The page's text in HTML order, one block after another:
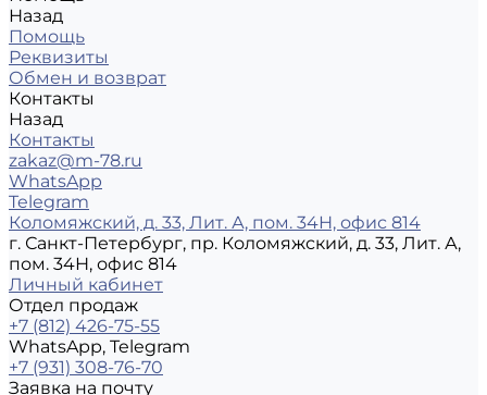
Назад
Помощь
Реквизиты
Обмен и возврат
Контакты
Назад
Контакты
zakaz@m-78.ru
WhatsApp
Telegram
Коломяжский, д. 33, Лит. А, пом. 34Н, офис 814
г. Санкт-Петербург, пр. Коломяжский, д. 33, Лит. А,
пом. 34Н, офис 814
Личный кабинет
Отдел продаж
+7 (812) 426-75-55
WhatsApp, Telegram
+7 (931) 308-76-70
Заявка на почту